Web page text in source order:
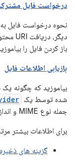
درخواست فایل مشترک
نحوه درخواست فایل
باز کردن فایل را
بازیابی اطلاعات فایل
شده توسط یک
جمله نوع MIME و اندازه فایل استفاده کند.
برای اطلاعات بیشتر
گزینه های